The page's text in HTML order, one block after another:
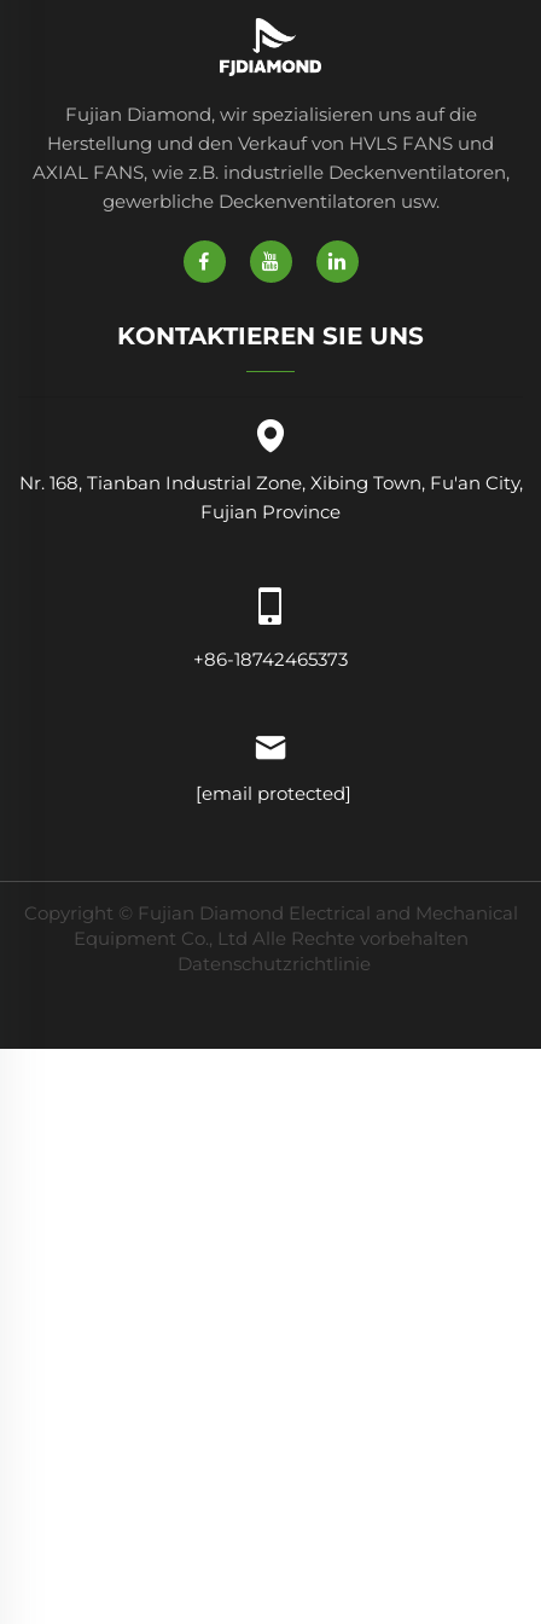
Fujian Diamond, wir spezialisieren uns auf die
Herstellung und den Verkauf von HVLS FANS und
AXIAL FANS, wie z.B. industrielle Deckenventilatoren,
gewerbliche Deckenventilatoren usw.
KONTAKTIEREN SIE UNS
Nr. 168, Tianban Industrial Zone, Xibing Town, Fu'an City,
Fujian Province
+86-18742465373
[email protected]
Copyright © Fujian Diamond Electrical and Mechanical
Equipment Co., Ltd Alle Rechte vorbehalten
Datenschutzrichtlinie